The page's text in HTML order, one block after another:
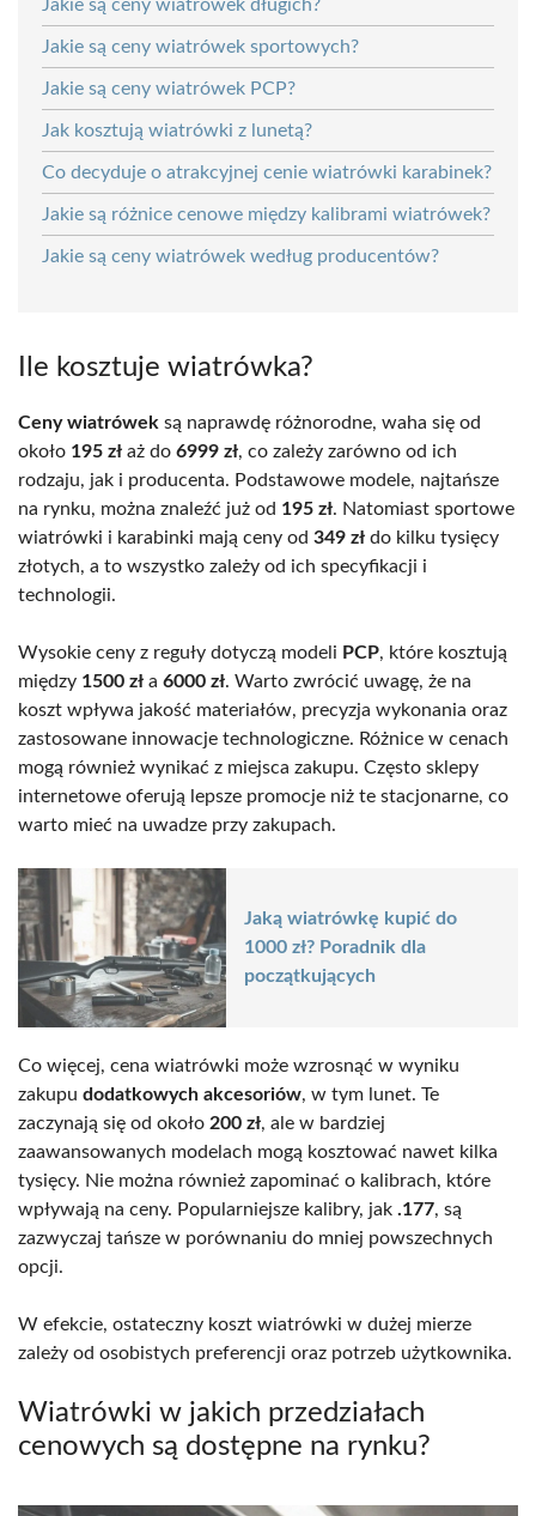
Jakie są ceny wiatrówek długich?
Jakie są ceny wiatrówek sportowych?
Jakie są ceny wiatrówek PCP?
Jak kosztują wiatrówki z lunetą?
Co decyduje o atrakcyjnej cenie wiatrówki karabinek?
Jakie są różnice cenowe między kalibrami wiatrówek?
Jakie są ceny wiatrówek według producentów?
Ile kosztuje wiatrówka?
Ceny wiatrówek są naprawdę różnorodne, waha się od
około 195 zł aż do 6999 zł, co zależy zarówno od ich
rodzaju, jak i producenta. Podstawowe modele, najtańsze
na rynku, można znaleźć już od 195 zł. Natomiast sportowe
wiatrówki i karabinki mają ceny od 349 zł do kilku tysięcy
złotych, a to wszystko zależy od ich specyfikacji i
technologii.
Wysokie ceny z reguły dotyczą modeli PCP, które kosztują
między 1500 zł a 6000 zł. Warto zwrócić uwagę, że na
koszt wpływa jakość materiałów, precyzja wykonania oraz
zastosowane innowacje technologiczne. Różnice w cenach
mogą również wynikać z miejsca zakupu. Często sklepy
internetowe oferują lepsze promocje niż te stacjonarne, co
warto mieć na uwadze przy zakupach.
Jaką wiatrówkę kupić do
1000 zł? Poradnik dla
początkujących
Co więcej, cena wiatrówki może wzrosnąć w wyniku
zakupu dodatkowych akcesoriów, w tym lunet. Te
zaczynają się od około 200 zł, ale w bardziej
zaawansowanych modelach mogą kosztować nawet kilka
tysięcy. Nie można również zapominać o kalibrach, które
wpływają na ceny. Popularniejsze kalibry, jak .177, są
zazwyczaj tańsze w porównaniu do mniej powszechnych
opcji.
W efekcie, ostateczny koszt wiatrówki w dużej mierze
zależy od osobistych preferencji oraz potrzeb użytkownika.
Wiatrówki w jakich przedziałach
cenowych są dostępne na rynku?